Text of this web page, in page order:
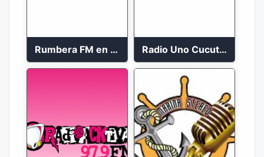
Rumbera FM en vivo 24/7 Radio Uno Cucuta 91.7 FM